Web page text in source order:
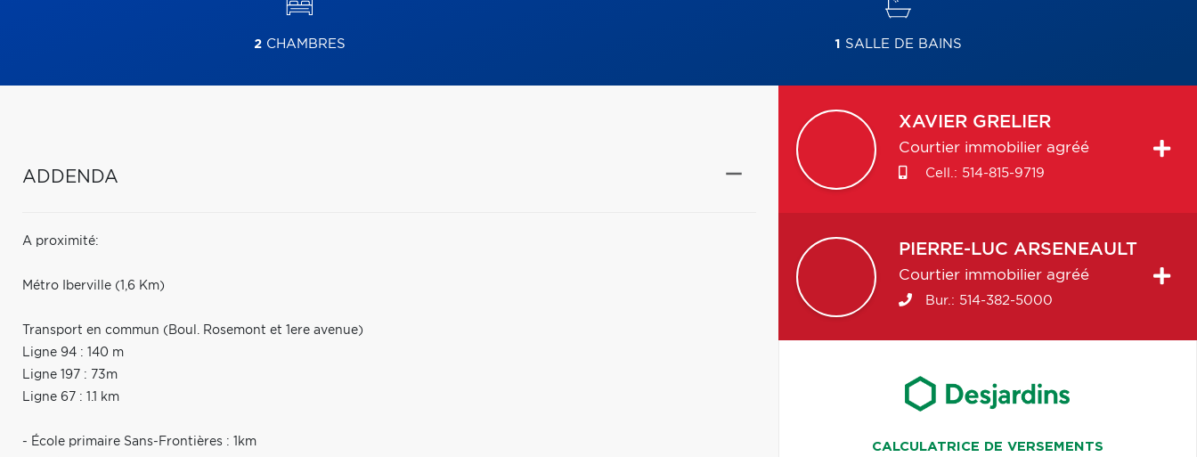
2CHAMBRES 1 SALLE DE BAINS
ADDENDA
A proximité:
Métro Iberville (1,6 Km)
Transport en commun (Boul. Rosemont et 1ere avenue)
Ligne 94 : 140 m
Ligne 197 : 73m
Ligne 67 : 1.1 km
- École primaire Sans-Frontières : 1km
XAVIER GRELIER
Courtier immobilier agréé
Cell.: 514-815-9719
PIERRE-LUC ARSENEAULT
Courtier immobilier agréé
Bur.: 514-382-5000
CALCULATRICE DE VERSEMENTS